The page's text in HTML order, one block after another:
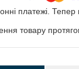
платежі.
товару